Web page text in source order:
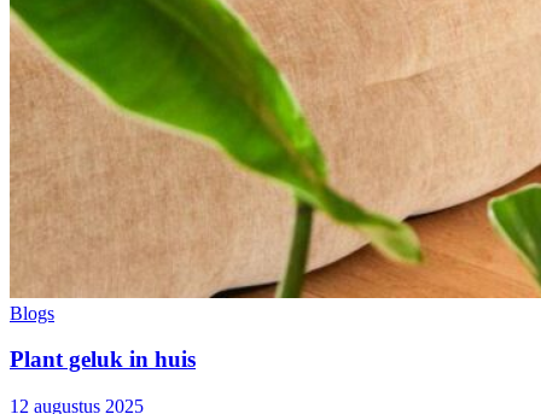
Blogs
Plant geluk in huis
12 augustus 2025